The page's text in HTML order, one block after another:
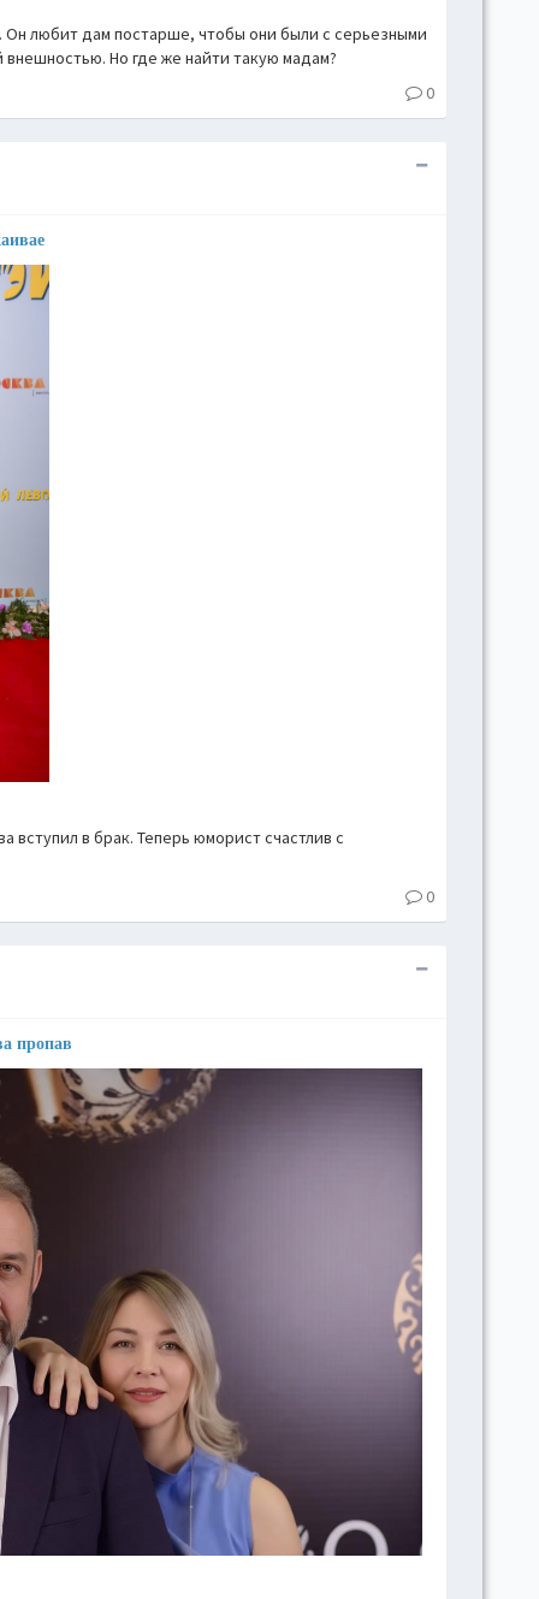
любит дам постарше, чтобы они были с серьезными
внешностью. Но где же найти такую мадам?
0
вступил в брак. Теперь юморист счастлив с
0
пропав